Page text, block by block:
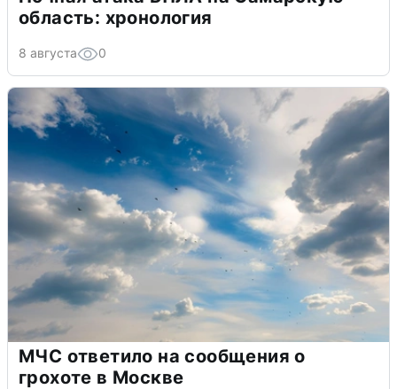
область: хронология
8 августа 0
МЧС ответило на сообщения о
грохоте в Москве